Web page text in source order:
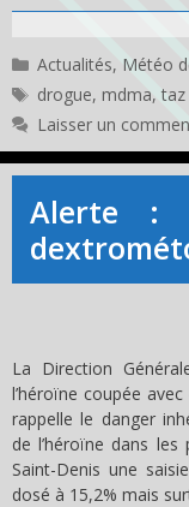
Catégories
Actualités, Météo
Étiquettes
drogue, mdma,taz
Laisser un
Alerte :
La Direction
l’héroïne coupée
rappelle le danger
de l’héroïne dans
Saint-Denis une
dosé à 15,2% mais